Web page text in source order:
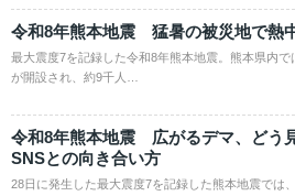
令和8年熊本地震 猛暑の被災地で熱
最大震度7を記録した令和8年熊本地震。熊本県内で
が開設され、約9千人…
令和8年熊本地震 広がるデマ、どう
SNSとの向き合い方
28日に発生した最大震度7を記録した熊本地震では